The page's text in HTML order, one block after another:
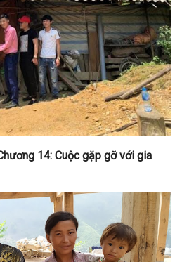
14: Cuộc gặp gỡ với gia